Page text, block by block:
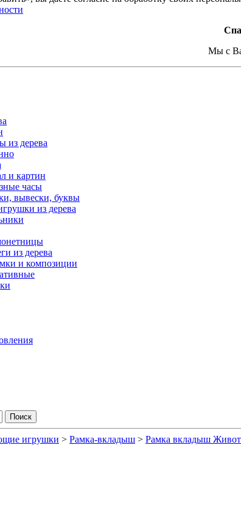
Мы с
из дерева
и картин
часы
вывески, буквы
из дерева
из дерева
и композиции
игрушки > Рамка-вкладыш > Рамка вкладыш